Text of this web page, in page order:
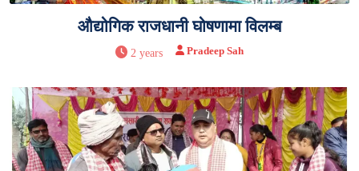
औद्योगिक राजधानी घोषणामा विलम्ब
2 years Pradeep Sah